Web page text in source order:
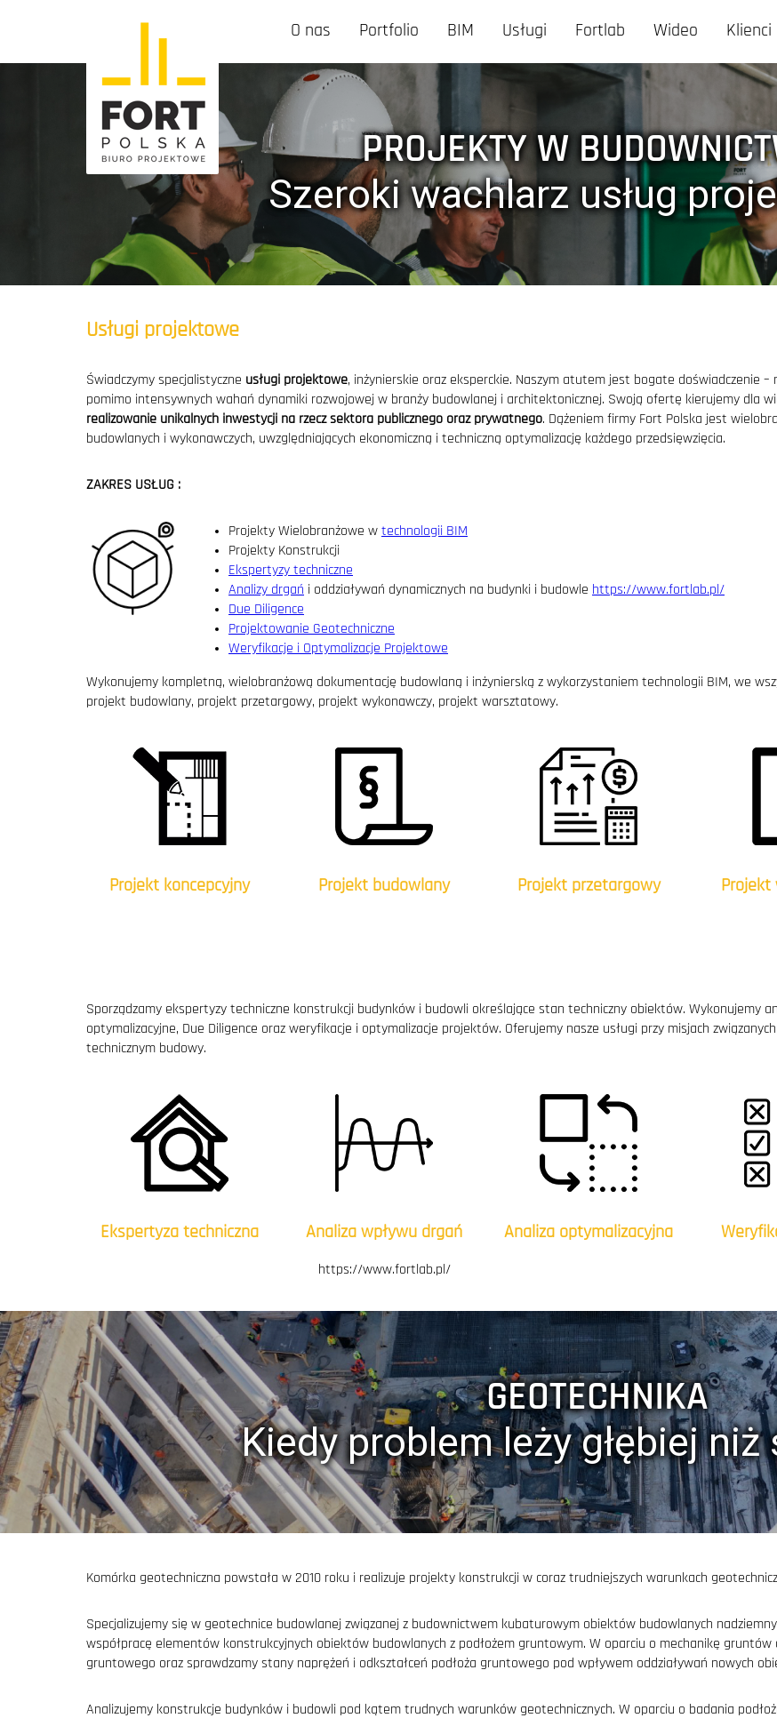
O nas Portfolio BIM Usługi Fortlab Wideo Klienci
PROJEKTY W
Szeroki wachlarz usług
Usługi projektowe
Świadczymy specjalistyczne usługi projektowe, inżynierskie oraz eksperckie. Naszym atutem jest bogate doświadczenie
pomimo intensywnych wahań dynamiki rozwojowej w branży budowlanej i architektonicznej. Swoją ofertę kierujemy dla
realizowanie unikalnych inwestycji na rzecz sektora publicznego oraz prywatnego. Dążeniem firmy Fort Polska jest
budowlanych i wykonawczych, uwzględniających ekonomiczną i techniczną optymalizację każdego przedsięwzięcia.
ZAKRES USŁUG :
Projekty Wielobranżowe w technologii BIM
Projekty Konstrukcji
Ekspertyzy techniczne
Analizy drgań i oddziaływań dynamicznych na budynki i budowle https://www.fortlab.pl/
Due Diligence
Projektowanie Geotechniczne
Weryfikacje i Optymalizacje Projektowe
Wykonujemy kompletną, wielobranżową dokumentację budowlaną i inżynierską z wykorzystaniem technologii BIM, we
projekt budowlany, projekt przetargowy, projekt wykonawczy, projekt warsztatowy.
Projekt koncepcyjny Projekt budowlany Projekt przetargowy Projekt
Sporządzamy ekspertyzy techniczne konstrukcji budynków i budowli określające stan techniczny obiektów. Wykonujemy
optymalizacyjne, Due Diligence oraz weryfikacje i optymalizacje projektów. Oferujemy nasze usługi przy misjach
technicznym budowy.
Ekspertyza techniczna Analiza wpływu drgań
https://www.fortlab.pl/
Analiza optymalizacyjna
GEOTECHNIKA
Kiedy problem leży głębiej niż
Komórka geotechniczna powstała w 2010 roku i realizuje projekty konstrukcji w coraz trudniejszych warunkach
Specjalizujemy się w geotechnice budowlanej związanej z budownictwem kubaturowym obiektów budowlanych
współpracę elementów konstrukcyjnych obiektów budowlanych z podłożem gruntowym. W oparciu o mechanikę gruntów
gruntowego oraz sprawdzamy stany naprężeń i odkształceń podłoża gruntowego pod wpływem oddziaływań nowych
Analizujemy konstrukcje budynków i budowli pod kątem trudnych warunków geotechnicznych. W oparciu o badania